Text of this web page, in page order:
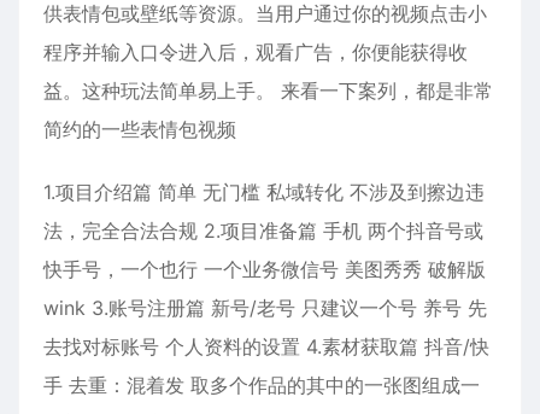
供表情包或壁纸等资源。当用户通过你的视频点击小
程序并输入口令进入后，观看广告，你便能获得收
益。这种玩法简单易上手。 来看一下案列，都是非常
简约的一些表情包视频
1.项目介绍篇 简单 无门槛 私域转化 不涉及到擦边违
法，完全合法合规 2.项目准备篇 手机 两个抖音号或
快手号，一个也行 一个业务微信号 美图秀秀 破解版
wink 3.账号注册篇 新号/老号 只建议一个号 养号 先
去找对标账号 个人资料的设置 4.素材获取篇 抖音/快
手 去重：混着发 取多个作品的其中的一张图组成一